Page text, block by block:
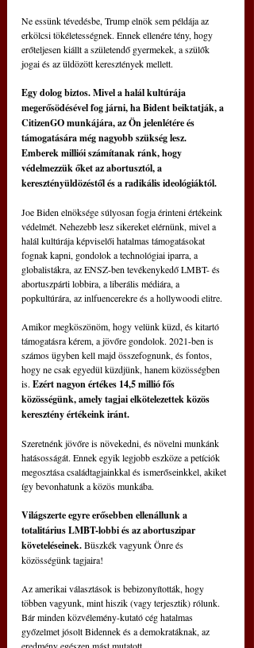
Ne essünk tévedésbe, Trump elnök sem példája az
erkölcsi tökéletességnek. Ennek ellenére tény, hogy
erőteljesen kiállt a születendő gyermekek, a szülők
jogai és az üldözött keresztények mellett.
Egy dolog biztos. Mivel a halál kultúrája
megerősödésével fog járni, ha Bident beiktatják, a
CitizenGO munkájára, az Ön jelenlétére és
támogatására még nagyobb szükség lesz.
Emberek milliói számítanak ránk, hogy
védelmezzük őket az abortusztól, a
keresztényüldözéstől és a radikális ideológiáktól.
Joe Biden elnöksége súlyosan fogja érinteni értékeink
védelmét. Nehezebb lesz sikereket elérnünk, mivel a
halál kultúrája képviselői hatalmas támogatásokat
fognak kapni, gondolok a technológiai iparra, a
globalistákra, az ENSZ-ben tevékenykedő LMBT- és
abortuszpárti lobbira, a liberális médiára, a
popkultúrára, az inlfuencerekre és a hollywoodi elitre.
Amikor megköszönöm, hogy velünk küzd, és kitartó
támogatásra kérem, a jövőre gondolok. 2021-ben is
számos ügyben kell majd összefognunk, és fontos,
hogy ne csak egyedül küzdjünk, hanem közösségben
is. Ezért nagyon értékes 14,5 millió fős
közösségünk, amely tagjai elkötelezettek közös
keresztény értékeink iránt.
Szeretnénk jövőre is növekedni, és növelni munkánk
hatásosságát. Ennek egyik legjobb eszköze a petíciók
megosztása családtagjainkkal és ismerőseinkkel, akiket
így bevonhatunk a közös munkába.
Világszerte egyre erősebben ellenállunk a
totalitárius LMBT-lobbi és az abortuszipar
követeléseinek. Büszkék vagyunk Önre és
közösségünk tagjaira!
Az amerikai választások is bebizonyították, hogy
többen vagyunk, mint hiszik (vagy terjesztik) rólunk.
Bár minden közvélemény-kutató cég hatalmas
győzelmet jósolt Bidennek és a demokratáknak, az